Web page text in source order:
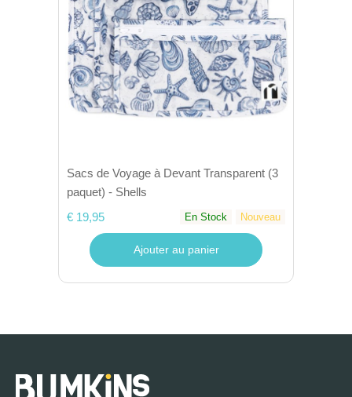
Sacs de Voyage à Devant Transparent (3
paquet) - Shells
€ 19,95
En Stock Nouveau
Ajouter au panier